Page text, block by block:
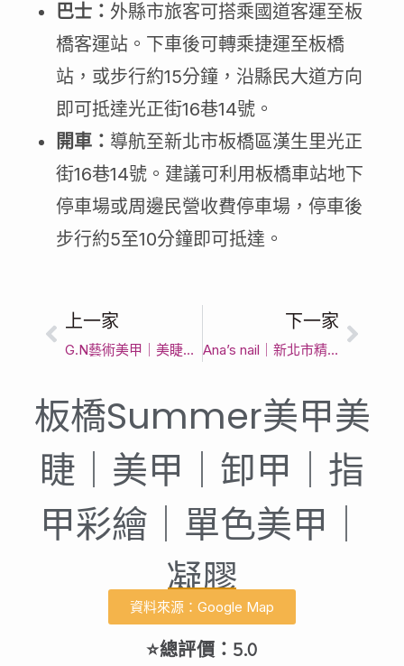
巴士： 外縣市旅客可搭乘國道客運至板
橋客運站。下車後可轉乘捷運至板橋
站，或步行約15分鐘，沿縣民大道方向
即可抵達光正街16巷14號。
開車： 導航至新北市板橋區漢生里光正
街16巷14號。建議可利用板橋車站地下
停車場或周邊民營收費停車場，停車後
步行約5至10分鐘即可抵達。
上一家
G.N藝術美甲｜美睫｜熱蠟｜霧眉｜新北市精緻做指甲首選｜客製化美甲款式與頂級光療指甲服務
下一家
Ana’s nail｜新北市精緻做指甲首選｜客製化美甲款式與頂級光療指甲服務
板橋Summer美甲美
睫｜美甲｜卸甲｜指
甲彩繪｜單色美甲｜
凝膠
資料來源：Google Map
⭐總評價：5.0